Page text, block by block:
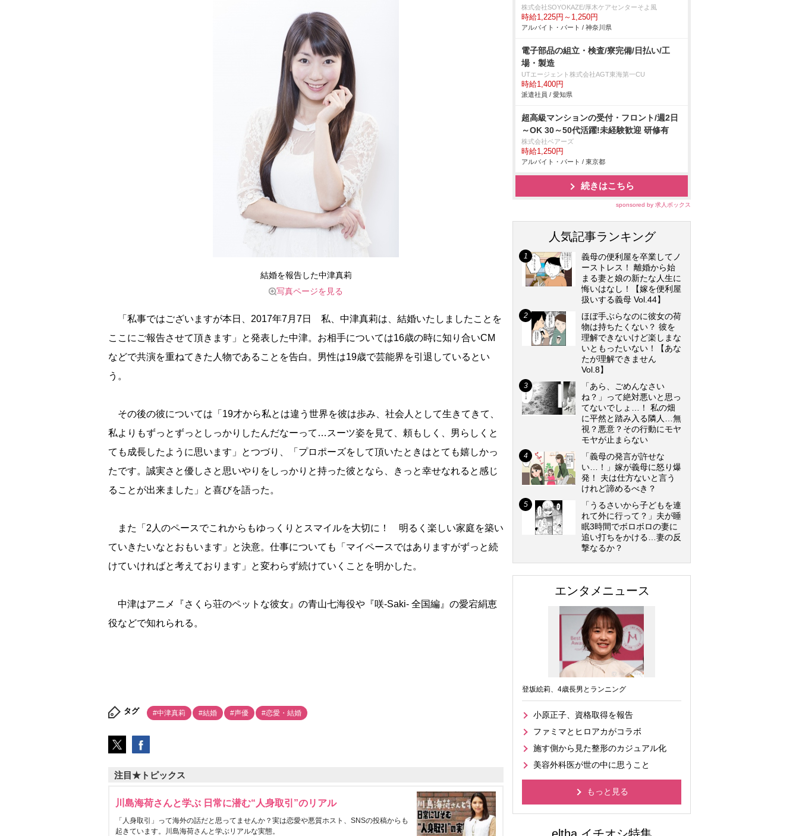
結婚を報告した中津真莉
写真ページを見る
「私事ではございますが本日、2017年7月7日 私、中津真莉は、結婚いたしましたことを
ここにご報告させて頂きます」と発表した中津。お相手については16歳の時に知り合いCM
などで共演を重ねてきた人物であることを告白。男性は19歳で芸能界を引退しているとい
う。
その後の彼については「19才から私とは違う世界を彼は歩み、社会人として生きてきて、
私よりもずっとずっとしっかりしたんだなーって…スーツ姿を見て、頼もしく、男らしくと
ても成長したように思います」とつづり、「プロポーズをして頂いたときはとても嬉しかっ
たです。誠実さと優しさと思いやりをしっかりと持った彼となら、きっと幸せなれると感じ
ることが出来ました」と喜びを語った。
また「2人のペースでこれからもゆっくりとスマイルを大切に！ 明るく楽しい家庭を築い
ていきたいなとおもいます」と決意。仕事についても「マイペースではありますがずっと続
けていければと考えております」と変わらず続けていくことを明かした。
中津はアニメ『さくら荘のペットな彼女』の青山七海役や『咲-Saki- 全国編』の愛宕絹恵
役などで知れられる。
タグ #中津真莉 #結婚 #声優 #恋愛・結婚
注目★トピックス
川島海荷さんと学ぶ 日常に潜む“人身取引”のリアル
「人身取引」って海外の話だと思ってませんか？実は恋愛や悪質ホスト、SNSの投稿からも
起きています。川島海荷さんと学ぶリアルな実態。
株式会社SOYOKAZE/厚木ケアセンターそよ風
時給1,225円～1,250円
アルバイト・パート / 神奈川県
電子部品の組立・検査/寮完備/日払い/工
場・製造
UTエージェント株式会社AGT東海第一CU
時給1,400円
派遣社員 / 愛知県
超高級マンションの受付・フロント/週2日
～OK 30～50代活躍!未経験歓迎 研修有
株式会社ベアーズ
時給1,250円
アルバイト・パート / 東京都
続きはこちら
sponsored by 求人ボックス
人気記事ランキング
義母の便利屋を卒業してノ
ーストレス！ 離婚から始
まる妻と娘の新たな人生に
悔いはなし！【嫁を便利屋
扱いする義母 Vol.44】
ほぼ手ぶらなのに彼女の荷
物は持ちたくない？ 彼を
理解できないけど楽しまな
いともったいない！【あな
たが理解できません
Vol.8】
「あら、ごめんなさい
ね？」って絶対悪いと思っ
てないでしょ…！ 私の畑
に平然と踏み入る隣人…無
視？悪意？その行動にモヤ
モヤが止まらない
「義母の発言が許せな
い…！」嫁が義母に怒り爆
発！ 夫は仕方ないと言う
けれど諦めるべき？
「うるさいから子どもを連
れて外に行って？」夫が睡
眠3時間でボロボロの妻に
追い打ちをかける…妻の反
撃なるか？
エンタメニュース
登坂絵莉、4歳長男とランニング
小原正子、資格取得を報告
ファミマとヒロアカがコラボ
施す側から見た整形のカジュアル化
美容外科医が世の中に思うこと
もっと見る